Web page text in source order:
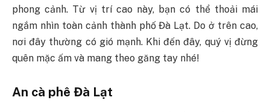
phong cảnh. Từ vị trí cao này, bạn có thể thoải mái
ngắm nhìn toàn cảnh thành phố Đà Lạt. Do ở trên cao,
nơi đây thường có gió mạnh. Khi đến đây, quý vị đừng
quên mặc ấm và mang theo găng tay nhé!
An cà phê Đà Lạt